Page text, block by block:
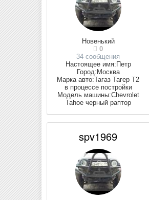
Новенький
0
34 сообщения
Настоящее имя: Петр
Город: Москва
Марка авто:Тагаз Тагер Т2
в процессе постройки
Модель машины:Chevrolet
Tahoe черный раптор
spv1969